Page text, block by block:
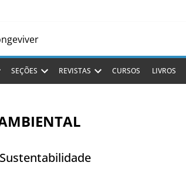
SEÇÕES REVISTAS CURSOS LIVROS